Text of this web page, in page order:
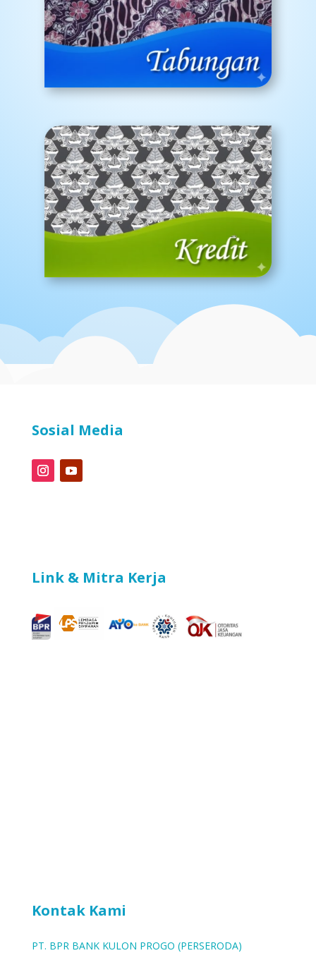
Sosial Media
Link & Mitra Kerja
Kontak Kami
PT. BPR BANK KULON PROGO (PERSERODA)